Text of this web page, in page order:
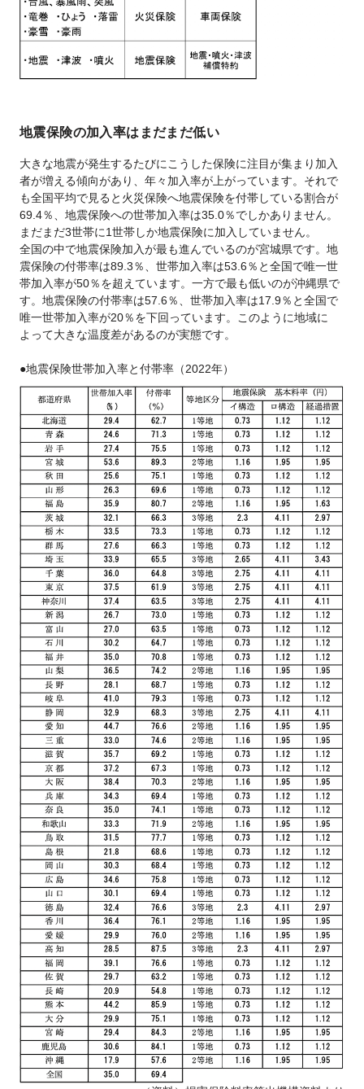
地震保険の加入率はまだまだ低い
大きな地震が発生するたびにこうした保険に注目が集まり加入
者が増える傾向があり、年々加入率が上がっています。それで
も全国平均で見ると火災保険へ地震保険を付帯している割合が
69.4％、地震保険への世帯加入率は35.0％でしかありません。
まだまだ3世帯に1世帯しか地震保険に加入していません。
全国の中で地震保険加入が最も進んでいるのが宮城県です。地
震保険の付帯率は89.3％、世帯加入率は53.6％と全国で唯一世
帯加入率が50％を超えています。一方で最も低いのが沖縄県で
す。地震保険の付帯率は57.6％、世帯加入率は17.9％と全国で
唯一世帯加入率が20％を下回っています。このように地域に
よって大きな温度差があるのが実態です。
●地震保険世帯加入率と付帯率（2022年）